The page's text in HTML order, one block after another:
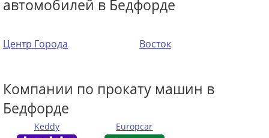
автомобилей в Бедфорде
Центр Города Восток
Компании по прокату машин в
Бедфорде
Keddy Europcar